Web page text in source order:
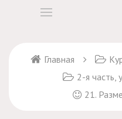
Главная
2-я часть,
21.